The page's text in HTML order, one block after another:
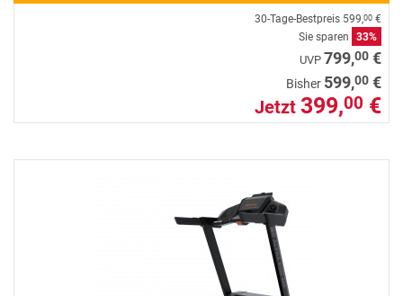
30-Tage-Bestpreis 599,00 €
Sie sparen
33%
UVP 799,00 €
Bisher 599,00 €
Jetzt 399,00 €